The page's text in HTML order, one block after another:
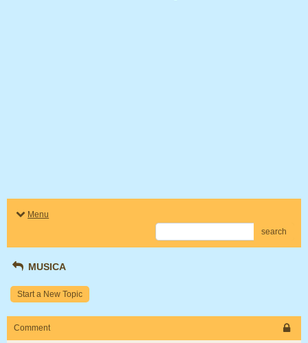
Menu
search
MUSICA
Start a New Topic
Comment